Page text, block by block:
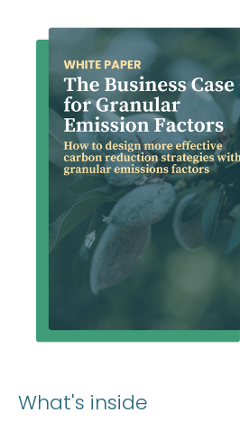
What's inside